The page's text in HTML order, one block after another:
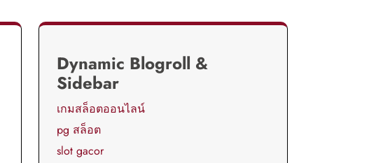
Dynamic Blogroll &
Sidebar
เกมสล็อตออนไลน์
pg สล็อต
slot gacor